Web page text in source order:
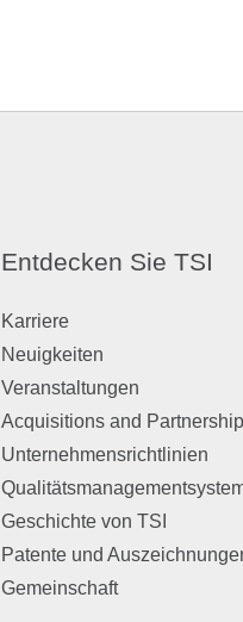
Entdecken Sie TSI
Karriere
Neuigkeiten
Veranstaltungen
Acquisitions and
Unternehmensrichtlinien
Geschichte von TSI
Patente und
Gemeinschaft